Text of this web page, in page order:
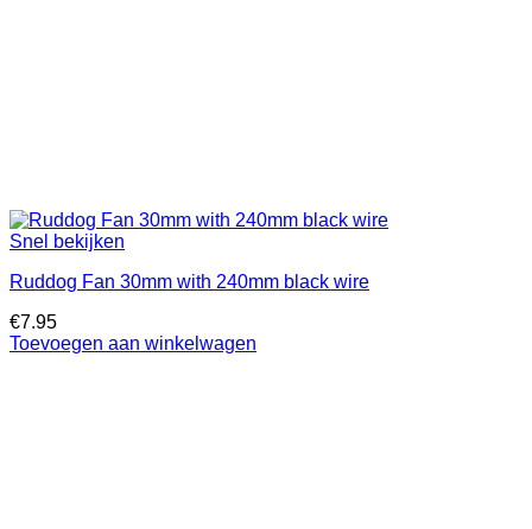
Snel bekijken
Ruddog Fan 30mm with 240mm black wire
€7.95
Toevoegen aan winkelwagen